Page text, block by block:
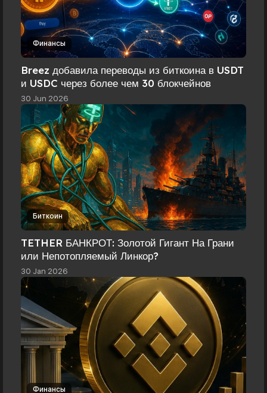
Финансы
Breez добавила переводы из биткоина в USDT
и USDC через более чем 30 блокчейнов
30 Jun 2026
Биткоин
TETHER БАНКРОТ: Золотой Гигант На Грани
или Непотопляемый Линкор?
30 Jan 2026
Финансы